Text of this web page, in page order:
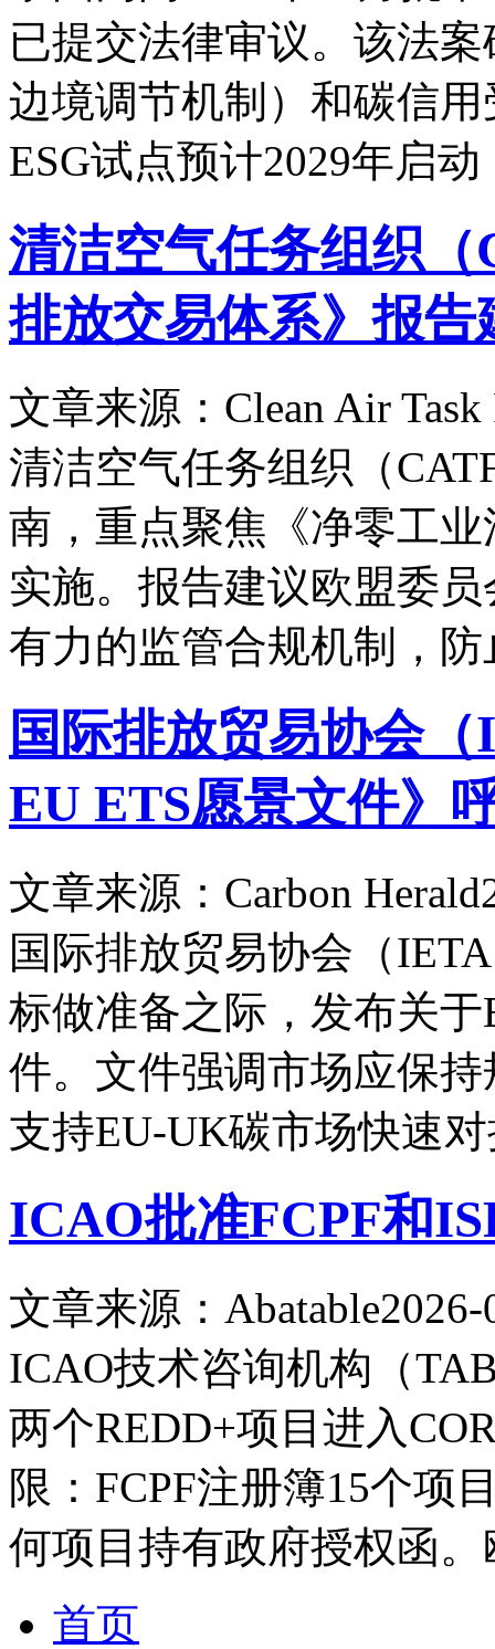
已提交法律审议。该法
边境调节机制）和碳信
ESG试点预计2029年启
清洁空气任务组织
排放交易体系》报告
文章来源：Clean Air Task
清洁空气任务组织（
南，重点聚焦《净零工
实施。报告建议欧盟委
有力的监管合规机制，
国际排放贸易协会
EU ETS愿景文件》
文章来源：Carbon Herald
国际排放贸易协会（
标做准备之际，发布关于
件。文件强调市场应保
支持EU-UK碳市场快速
ICAO批准FCPF和
文章来源：Abatable2026-
ICAO技术咨询机构（
两个REDD+项目进入
限：FCPF注册簿15个项
何项目持有政府授权函
首页